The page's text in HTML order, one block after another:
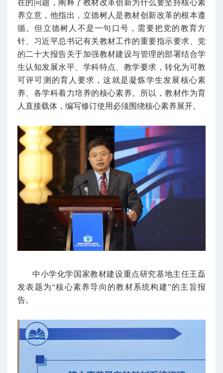
在的问题，阐释了教材改革创新为什么要坚持核心素
养立意，他指出，立德树人是教材创新改革的根本遵
循。但立德树人不是一句口号，需要把党的教育方
针、习近平总书记有关教材工作的重要指示要求、党
的二十大报告关于加强教材建设与管理的部署结合学
生认知发展水平、学科特点、教学要求，转化为可教
可评可测的育人要求，这就是凝炼学生发展核心素
养、各学科着力培养的核心素养。所以，教材作为育
人直接载体，编写修订使用必须围绕核心素养展开。
中小学化学国家教材建设重点研究基地主任王磊
发表题为“核心素养导向的教材系统构建”的主旨报
告。